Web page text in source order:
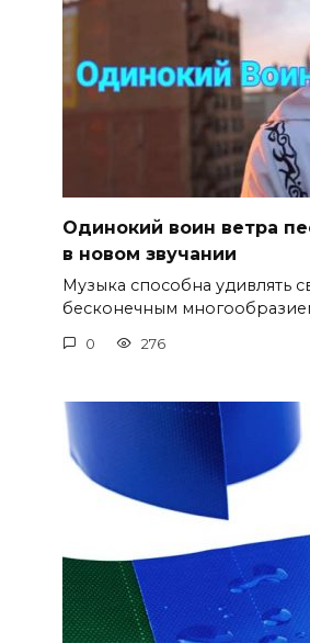
Одинокий воин ветра
в новом звучании
Музыка способна удивлять
бесконечным
0 276